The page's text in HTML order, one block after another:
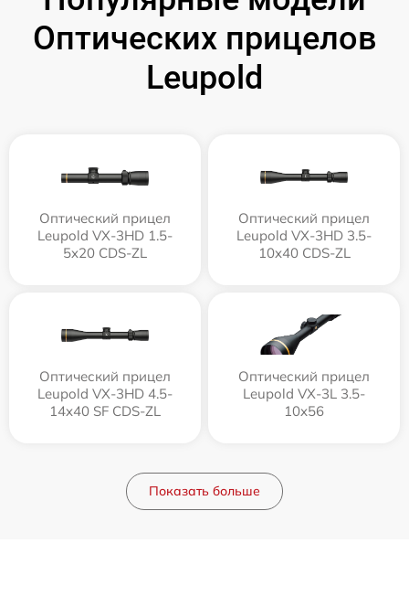
Оптических прицелов
Leupold
Оптический прицел
Leupold VX-3HD 1.5-
5x20 CDS-ZL
Оптический прицел
Leupold VX-3HD 3.5-
10x40 CDS-ZL
Оптический прицел
Leupold VX-3HD 4.5-
14x40 SF CDS-ZL
Оптический прицел
Leupold VX-3L 3.5-
10x56
Показать больше